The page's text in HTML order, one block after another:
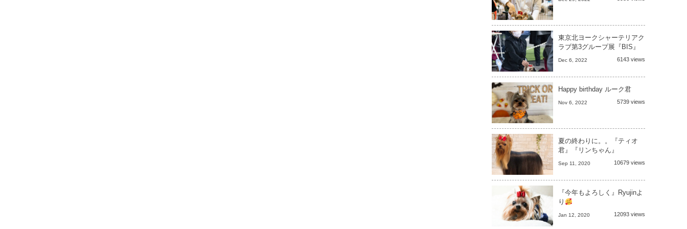
東京北ヨークシャーテリアク
ラブ第3グループ展『BIS』
Dec 6, 2022 6143 views
Happy birthday ルーク君
Nov 6, 2022 5739 views
夏の終わりに。。『ティオ
君』『リンちゃん』
Sep 11, 2020 10679 views
『今年もよろしく』Ryujinよ
り
Jan 12, 2020 12093 views